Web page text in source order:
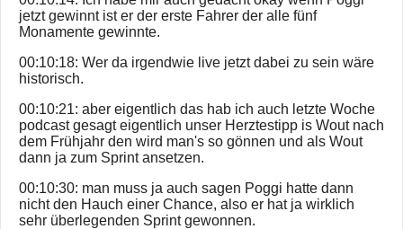
jetzt gewinnt ist er der erste Fahrer der alle fünf
Monamente gewinnte.
00:10:18: Wer da irgendwie live jetzt dabei zu sein wäre
historisch.
00:10:21: aber eigentlich das hab ich auch letzte Woche
podcast gesagt eigentlich unser Herztestipp is Wout nach
dem Frühjahr den wird man's so gönnen und als Wout
dann ja zum Sprint ansetzen.
00:10:30: man muss ja auch sagen Poggi hatte dann
nicht den Hauch einer Chance, also er hat ja wirklich
sehr überlegenden Sprint gewonnen.